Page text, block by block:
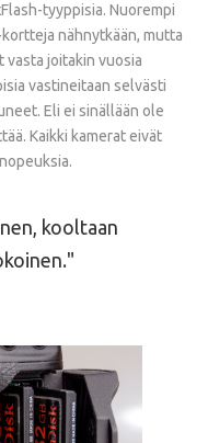
tyyppisia. Nuorempi
nähnytkään, mutta
joitakin vuosia
vastineitaan selvästi
Eli ei sinällään ole
Kaikki kamerat eivät
kooltaan